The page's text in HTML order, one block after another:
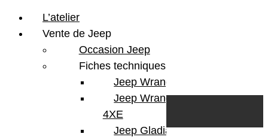
L’atelier
Vente de Jeep
Occasion Jeep
Fiches techniques
Jeep Wrangler JL
Jeep Wrangler
4XE
Jeep Gladiator